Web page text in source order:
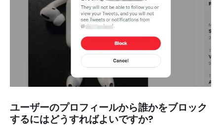
ユーザーのプロフィールから誰かをブロック
するにはどうすればよいですか?